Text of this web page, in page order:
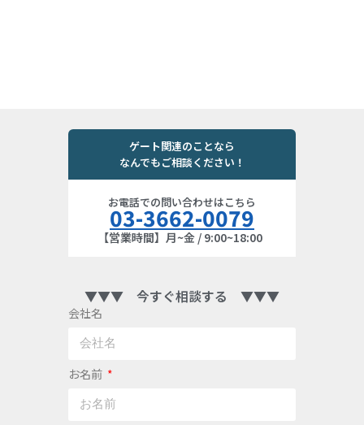
ゲート関連のことなら
なんでもご相談ください！
お電話での問い合わせはこちら
03-3662-0079
【営業時間】月~金 / 9:00~18:00
▼▼▼ 今すぐ相談する ▼▼▼
会社名
お名前